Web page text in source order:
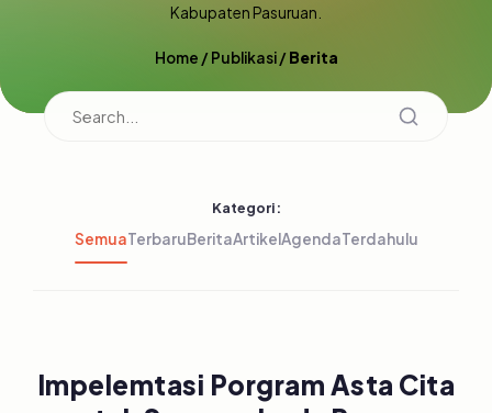
Kabupaten Pasuruan.
Home /Publikasi/Berita
Kategori:
SemuaTerbaruBeritaArtikelAgendaTerdahulu
Impelemtasi Porgram Asta Cita